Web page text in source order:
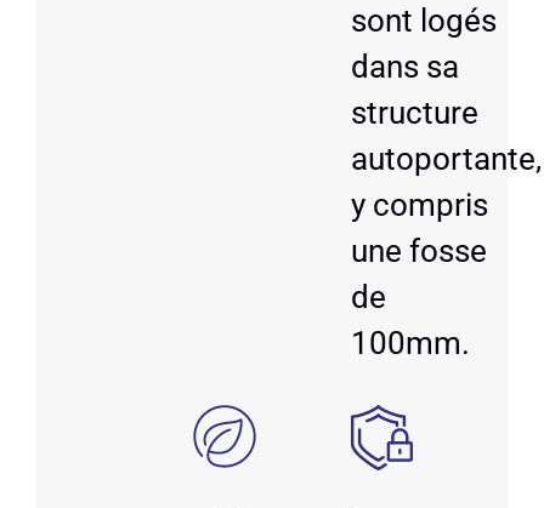
sont logés
dans sa
structure
autoportante,
y compris
une fosse
de
100mm.